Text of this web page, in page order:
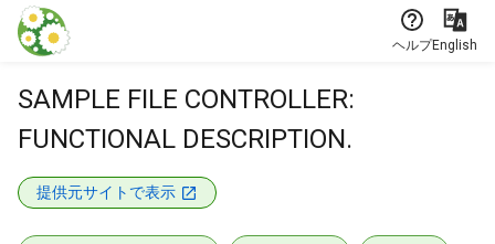
本文に飛ぶ
ヘルプEnglish
SAMPLE FILE CONTROLLER:
FUNCTIONAL DESCRIPTION.
提供元サイトで表示